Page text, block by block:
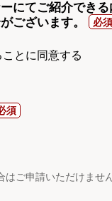
にてご紹介でき
ございます。
とに同意する
ご申請いただけません